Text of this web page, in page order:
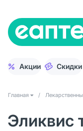
Акции Скидки
Главная /
Эликвис